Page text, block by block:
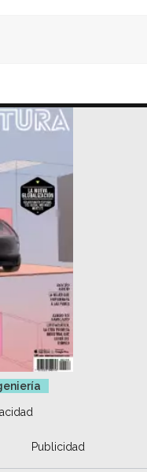
Publicidad